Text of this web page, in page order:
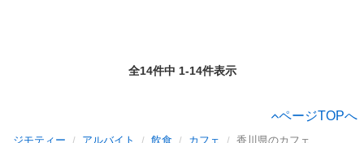
全14件中 1-14件表示
ページTOPへ
ジモティー アルバイト 飲食 カフェ 香川県のカフェ